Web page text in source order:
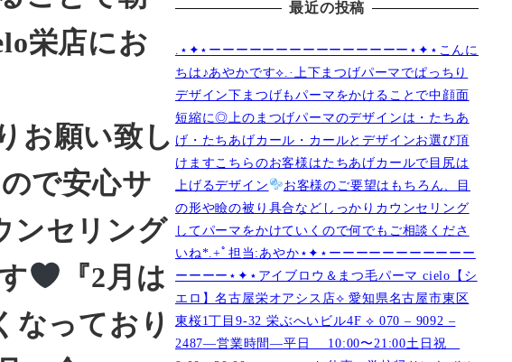
栄店にお
お願い致し
で安心サ
ンセリング
『2月は
なっており
最近の投稿
.⋆✦⋆ーーーーーーーーーーーーーーー⋆✦⋆こんに
ちは♪あやかです︎⟡.·上下まつげパーマでぱっちり
デザイン下まつげもパーマをかけることで中顔面
短縮に◎上のまつげパーマのデザインは・たちあ
げ・たちあげカール・カールとデザインお選び頂
けますこちらのお客様はたちあげカールで目尻は
上げるデザイン
お客様のご要望はもちろん、目
の形や瞼の被り具合などしっかりカウンセリング
してパーマをかけていくので何でもご相談くださ
いね︎︎︎*.+ﾟ担当:あやか⋆✦⋆ーーーーーーーーーーー
ーーーー⋆✦⋆アイブロウ＆まつ毛パーマ cielo【シ
エロ】名古屋栄オアシス店︎︎⟡ 愛知県名古屋市東区
東桜1丁目9-32 栄ぶへいビル4F ︎︎⟡ 070 – 9092 –
2487—営業時間—平日 10:00〜21:00土日祝